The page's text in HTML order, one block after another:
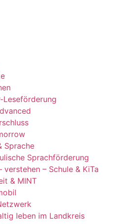
Leseförderung
Sprache
Sprachförderung
verstehen – Schule & KiTa
& MINT
leben im Landkreis